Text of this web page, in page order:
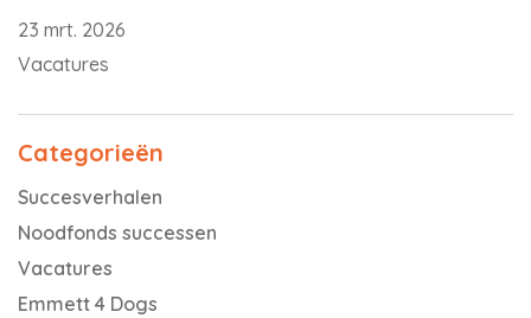
23 mrt. 2026
Vacatures
Categorieën
Succesverhalen
Noodfonds successen
Vacatures
Emmett 4 Dogs